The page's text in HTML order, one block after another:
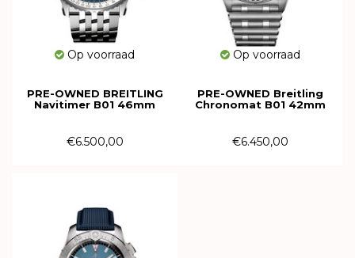
Op voorraad
PRE-OWNED BREITLING
Navitimer B01 46mm
€6.500,00
Op voorraad
PRE-OWNED Breitling
Chronomat B01 42mm
€6.450,00